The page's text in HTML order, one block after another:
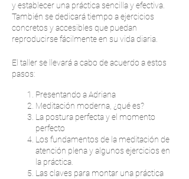
y establecer una práctica sencilla y efectiva.
También se dedicará tiempo a ejercicios
concretos y accesibles que puedan
reproducirse fácilmente en su vida diaria.
El taller se llevará a cabo de acuerdo a estos
pasos:
Presentando a Adriana
Meditación moderna, ¿qué es?
La postura perfecta y el momento
perfecto
Los fundamentos de la meditación de
atención plena y algunos ejercicios en
la práctica.
Las claves para montar una práctica